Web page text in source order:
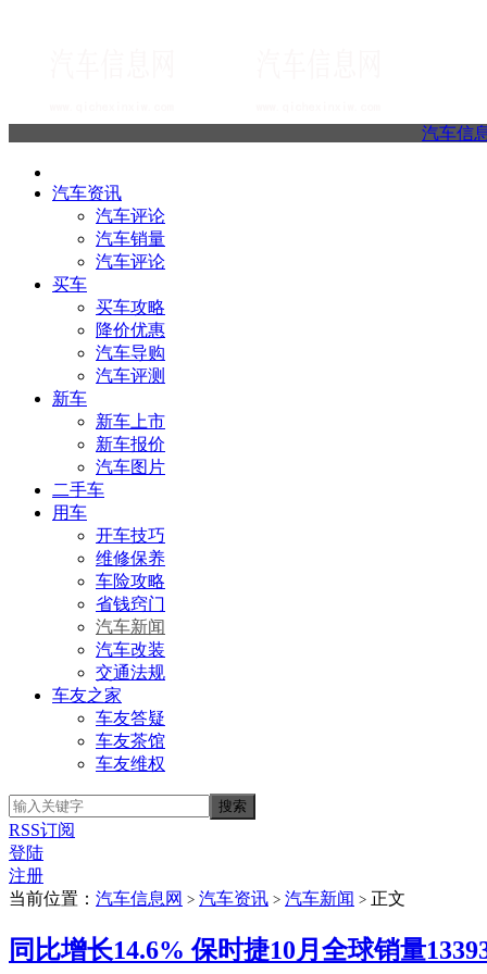
汽车信
汽车资讯
汽车评论
汽车销量
汽车评论
买车
买车攻略
降价优惠
汽车导购
汽车评测
新车
新车上市
新车报价
汽车图片
二手车
用车
开车技巧
维修保养
车险攻略
省钱窍门
汽车新闻
汽车改装
交通法规
车友之家
车友答疑
车友茶馆
车友维权
RSS订阅
登陆
注册
当前位置： 汽车信息网 > 汽车资讯 > 汽车新闻 > 正文
同比增长14.6% 保时捷10月全球销量